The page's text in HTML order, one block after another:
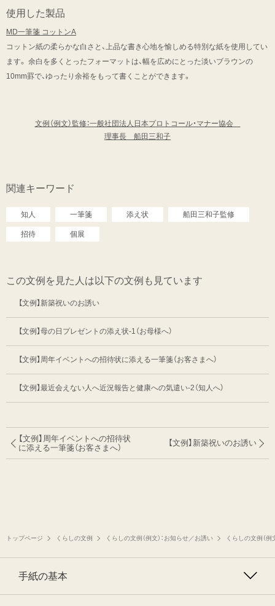
使用した製品
MD一筆箋 コットンA
コットン紙の柔らかな白さと、上品な書き心地を愉しめる特別な紙を使用してい
ます。 余白を多くとったフォーマットは、幅を広めにとった淡いブラウンの
10mm罫で、ゆったり余裕をもって書くことができます。
文例（例文）監修：一般社団法人日本プロトコール・マナー協会
理事長 船田三和子
関連キーワード
知人 一筆箋 添え状 船田三和子監修
招待 個展
この文例を見た人は以下の文例も見ています
【文例】新築祝いのお誘い
【文例】母の日プレゼントの添え状-1（お母様へ）
【文例】周年イベントへの招待状に添える一筆箋（お客さまへ）
【文例】最近会えない人へ近況報告と健康への気遣い-2（知人へ）
【文例】周年イベントへの招待状
に添える一筆箋（お客さまへ）
【文例】新築祝いのお誘い
トップページ くらしの文例 くらしの文例（例文）：お知らせ／お誘い くらしの文例（例
手紙の基本